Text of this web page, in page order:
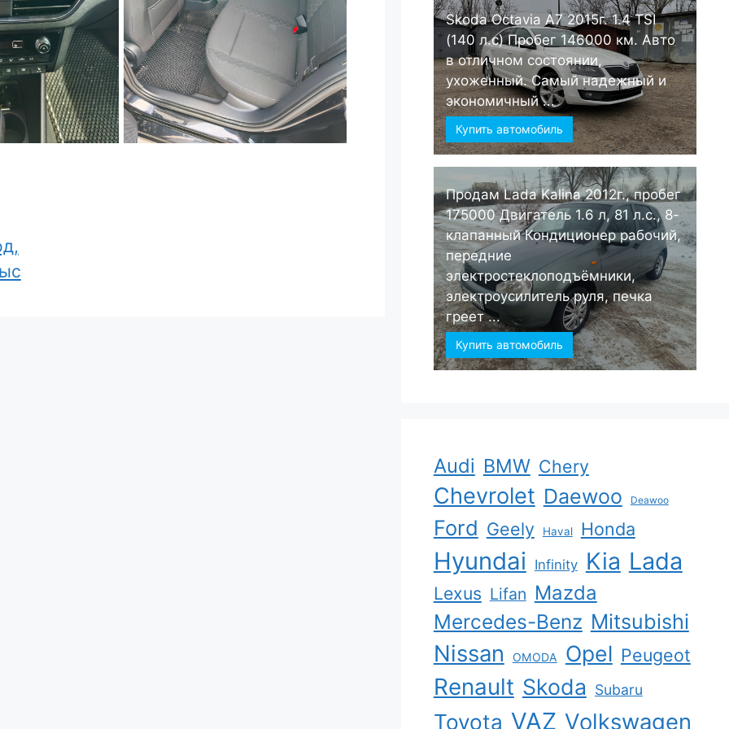
Skoda Octavia А7 2015г. 1.4 TSI
(140 л.с) Пробег 146000 км. Авто
в отличном состоянии,
ухоженный. Самый надежный и
экономичный ...
Купить автомобиль
Продам Lada Kalina 2012г., пробег
175000 Двигатель 1.6 л, 81 л.с., 8-
клапанный Кондиционер рабочий,
передние
электростеклоподъёмники,
электроусилитель руля, печка
греет ...
Купить автомобиль
Audi BMW Chery
Chevrolet Daewoo Deawoo
Ford Geely Haval Honda
Hyundai Infinity Kia Lada
Lexus Lifan Mazda
Mercedes-Benz Mitsubishi
Nissan OMODA Opel Peugeot
Renault Skoda Subaru
Toyota VAZ Volkswagen